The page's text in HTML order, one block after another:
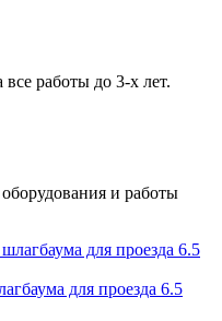
работы до 3-х лет.
и работы
для проезда 6.5